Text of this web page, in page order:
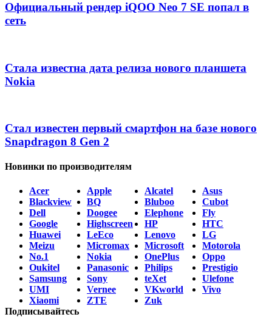
Официальный рендер iQOO Neo 7 SE попал в
сеть
Стала известна дата релиза нового планшета
Nokia
Стал известен первый смартфон на базе нового
Snapdragon 8 Gen 2
Новинки по производителям
Acer Apple Alcatel
Asus
Blackview
BQ Bluboo
Cubot
Dell
Doogee Elephone
Fly
Google
Highscreen HP
HTC
Huawei
LeEco Lenovo
LG
Meizu
Micromax Microsoft
Motorola
No.1
Nokia OnePlus
Oppo
Oukitel
Panasonic Philips
Prestigio
Samsung
Sony teXet
Ulefone
UMI
Vernee VKworld
Vivo
Xiaomi
ZTE
Zuk
Подписывайтесь